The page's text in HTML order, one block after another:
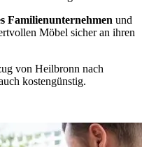
Familienunternehmen und
Möbel sicher an ihren
von Heilbronn nach
kostengünstig.